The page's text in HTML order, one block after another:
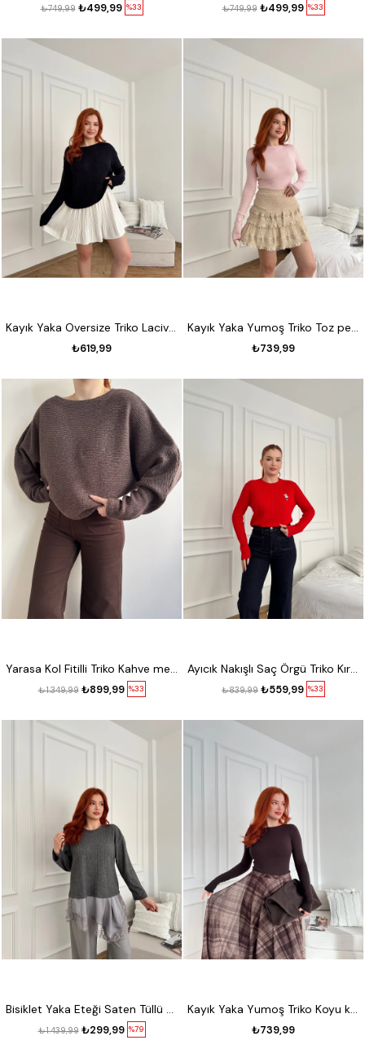
%33
₺499,99
₺749,99 %33
₺499,99
₺749,99
Kayık Yaka Oversize Triko Lacivert
₺619,99
Kayık Yaka Yumoş Triko Toz pembe
₺739,99
%33
₺899,99
₺1.349,99 %33
₺559,99
₺839,99
Bisiklet Yaka Eteği Saten Tüllü Triko Antrasit
%79
₺299,99
₺1.439,99
Kayık Yaka Yumoş Triko Koyu kahve
₺739,99